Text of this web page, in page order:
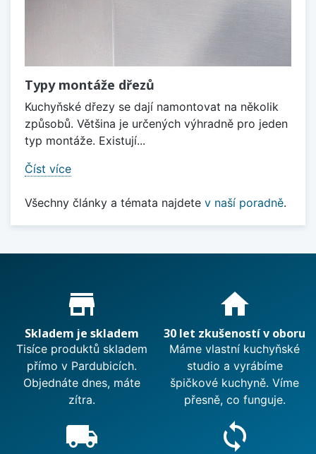
Typy montáže dřezů
Kuchyňské dřezy se dají namontovat na několik
způsobů. Většina je určených výhradně pro jeden
typ montáže. Existují...
Číst více
Všechny články a témata najdete v naší poradně.
Proč nakupovat u nás?
store_mall_directory
Skladem je skladem
Tisíce produktů skladem
přímo v Pardubicích.
Objednáte dnes, máte
zítra.
home
30 let zkušeností v oboru
Máme vlastní kuchyňské
studio a vyrábíme
špičkové kuchyně. Víme
přesně, co funguje.
local_shipping sync